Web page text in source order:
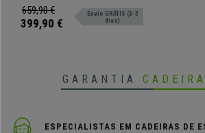
escritório e salas de espera.
659,90 €
399,90 €
Envio GRÁTIS (3-5
dias)
GARANTIA
ESPECIALISTAS EM CADEIRAS DE